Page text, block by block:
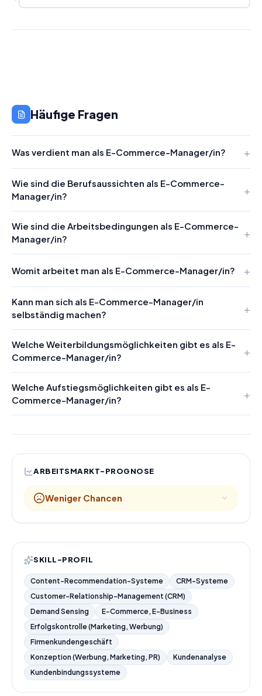
Häufige Fragen
Was verdient man als E-Commerce-Manager/in?
Wie sind die Berufsaussichten als E-Commerce-
Manager/in?
Wie sind die Arbeitsbedingungen als E-Commerce-
Manager/in?
Womit arbeitet man als E-Commerce-Manager/in?
Kann man sich als E-Commerce-Manager/in
selbständig machen?
Welche Weiterbildungsmöglichkeiten gibt es als E-
Commerce-Manager/in?
Welche Aufstiegsmöglichkeiten gibt es als E-
Commerce-Manager/in?
ARBEITSMARKT-PROGNOSE
Weniger Chancen
SKILL-PROFIL
Content-Recommendation-Systeme
CRM-Systeme
Customer-Relationship-Management (CRM)
Demand Sensing
E-Commerce, E-Business
Erfolgskontrolle (Marketing, Werbung)
Firmenkundengeschäft
Konzeption (Werbung, Marketing, PR)
Kundenanalyse
Kundenbindungssysteme